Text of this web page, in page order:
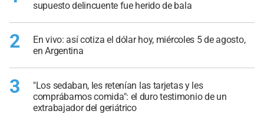
supuesto delincuente fue herido de bala
2
En vivo: así cotiza el dólar hoy, miércoles 5 de agosto,
en Argentina
3
"Los sedaban, les retenían las tarjetas y les
comprábamos comida": el duro testimonio de un
extrabajador del geriátrico